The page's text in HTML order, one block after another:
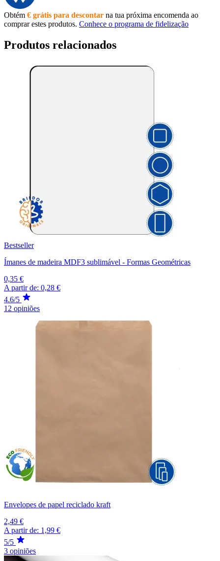
Obtém € grátis para descontar na tua próxima encomenda ao
comprar estes produtos. Conhece o programa de fidelização
Produtos relacionados
Bestseller
Ímanes de madeira MDF3 sublimável - Formas Geométricas
0,35 €
A partir de: 0,28 €
4.6/5
12 opiniões
Envelopes de papel reciclado kraft
2,49 €
A partir de: 1,99 €
5/5
3 opiniões